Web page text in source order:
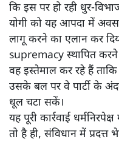
कि इस पर हो रही धुर-
योगी को यह आपदा में
लागू करने का एलान कर
supremacy स्थापित
वह इस्तेमाल कर रहे हैं
उसके बल पर वे पार्टी के
धूल चटा सकें।
यह पूरी कार्रवाई
तो है ही, संविधान में